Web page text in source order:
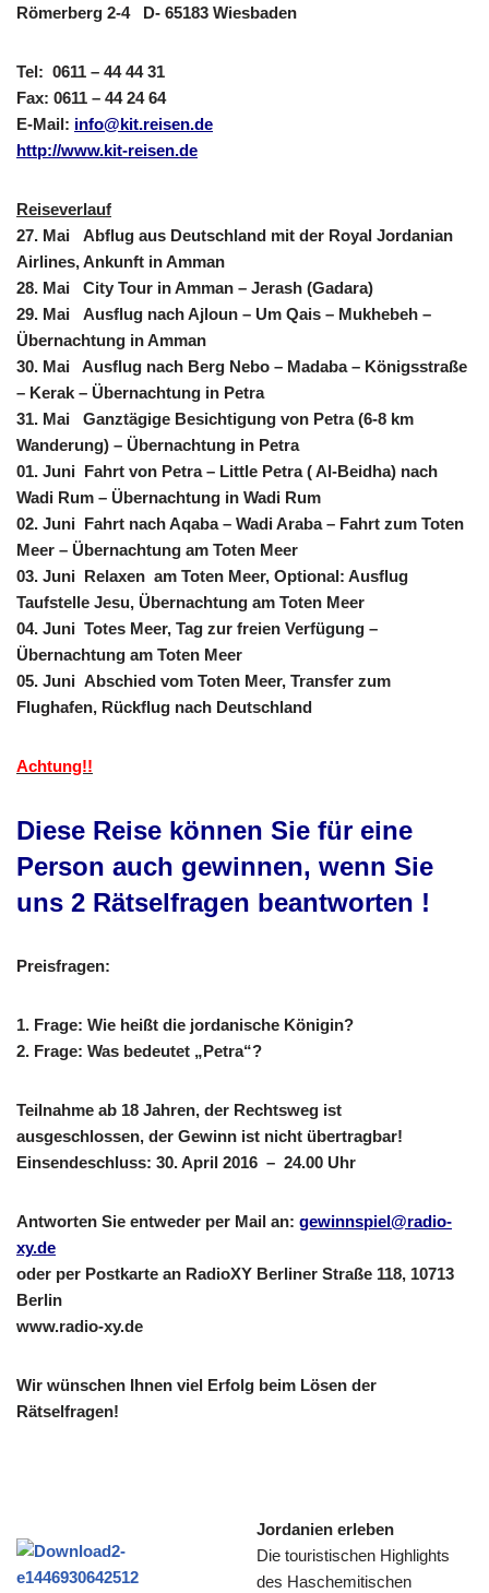
Römerberg 2-4 D- 65183 Wiesbaden
Tel: 0611 – 44 44 31
Fax: 0611 – 44 24 64
E-Mail: info@kit.reisen.de
http://www.kit-reisen.de
Reiseverlauf
27. Mai Abflug aus Deutschland mit der Royal Jordanian
Airlines, Ankunft in Amman
28. Mai City Tour in Amman – Jerash (Gadara)
29. Mai Ausflug nach Ajloun – Um Qais – Mukhebeh –
Übernachtung in Amman
30. Mai Ausflug nach Berg Nebo – Madaba – Königsstraße
– Kerak – Übernachtung in Petra
31. Mai Ganztägige Besichtigung von Petra (6-8 km
Wanderung) – Übernachtung in Petra
01. Juni Fahrt von Petra – Little Petra ( Al-Beidha) nach
Wadi Rum – Übernachtung in Wadi Rum
02. Juni Fahrt nach Aqaba – Wadi Araba – Fahrt zum Toten
Meer – Übernachtung am Toten Meer
03. Juni Relaxen am Toten Meer, Optional: Ausflug
Taufstelle Jesu, Übernachtung am Toten Meer
04. Juni Totes Meer, Tag zur freien Verfügung –
Übernachtung am Toten Meer
05. Juni Abschied vom Toten Meer, Transfer zum
Flughafen, Rückflug nach Deutschland
Achtung!!
Diese Reise können Sie für eine
Person auch gewinnen, wenn Sie
uns 2 Rätselfragen beantworten !
Preisfragen:
1. Frage: Wie heißt die jordanische Königin?
2. Frage: Was bedeutet „Petra“?
Teilnahme ab 18 Jahren, der Rechtsweg ist
ausgeschlossen, der Gewinn ist nicht übertragbar!
Einsendeschluss: 30. April 2016 – 24.00 Uhr
Antworten Sie entweder per Mail an: gewinnspiel@radio-
xy.de
oder per Postkarte an RadioXY Berliner Straße 118, 10713
Berlin
www.radio-xy.de
Wir wünschen Ihnen viel Erfolg beim Lösen der
Rätselfragen!
Jordanien erleben
Die touristischen Highlights
des Haschemitischen